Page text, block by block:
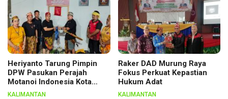
Heriyanto Tarung Pimpin
DPW Pasukan Perajah
Motanoi Indonesia Kota
Palangka Raya, Dikukuhkan
KALIMANTAN
Raker DAD Murung Raya
Fokus Perkuat Kepastian
Hukum Adat
KALIMANTAN